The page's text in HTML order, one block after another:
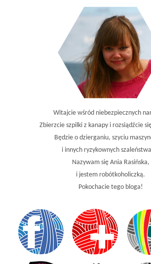
Witajcie wśród niebezpiecznych
Zbierzcie szpilki z kanapy i rozsiądźcie
Będzie o dzierganiu, szyciu
i innych ryzykownych
Nazywam się Ania Rasińska,
i jestem robótkoholiczką.
Pokochacie tego bloga!